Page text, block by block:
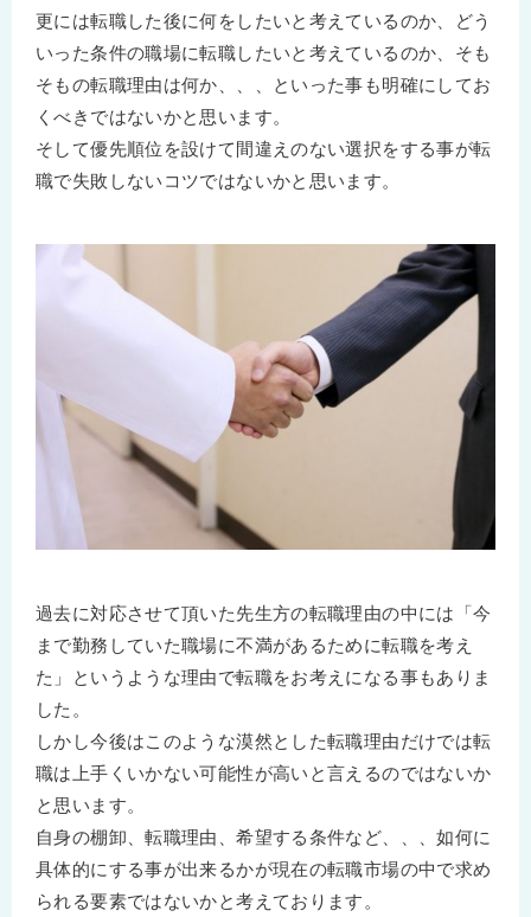
更には転職した後に何をしたいと考えているのか、どう
いった条件の職場に転職したいと考えているのか、そも
そもの転職理由は何か、、、といった事も明確にしてお
くべきではないかと思います。
そして優先順位を設けて間違えのない選択をする事が転
職で失敗しないコツではないかと思います。
過去に対応させて頂いた先生方の転職理由の中には「今
まで勤務していた職場に不満があるために転職を考え
た」というような理由で転職をお考えになる事もありま
した。
しかし今後はこのような漠然とした転職理由だけでは転
職は上手くいかない可能性が高いと言えるのではないか
と思います。
自身の棚卸、転職理由、希望する条件など、、、如何に
具体的にする事が出来るかが現在の転職市場の中で求め
られる要素ではないかと考えております。